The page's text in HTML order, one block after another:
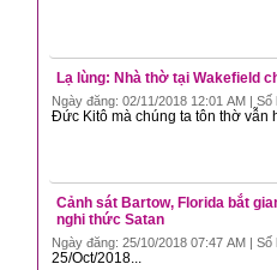
Lạ lùng: Nhà thờ tại Wakefield
Ngày đăng: 02/11/2018 12:01 AM | Số
Đức Kitô mà chúng ta tôn thờ vẫn
Cảnh sát Bartow, Florida bắt
nghi thức Satan
Ngày đăng: 25/10/2018 07:47 AM | Số
25/Oct/2018...